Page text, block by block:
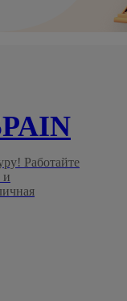
Работайте
и